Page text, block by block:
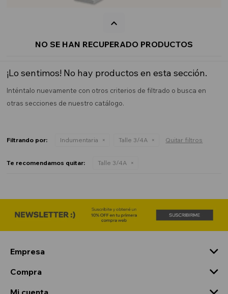
NO SE HAN RECUPERADO PRODUCTOS
¡Lo sentimos! No hay productos en esta sección.
Inténtalo nuevamente con otros criterios de filtrado o busca en
otras secciones de nuestro catálogo.
Filtrando por: Indumentaria Talle 3/4A Quitar filtros
Te recomendamos quitar: Talle 3/4A
Empresa
Compra